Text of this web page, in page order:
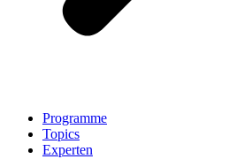
Programme
Topics
Experten